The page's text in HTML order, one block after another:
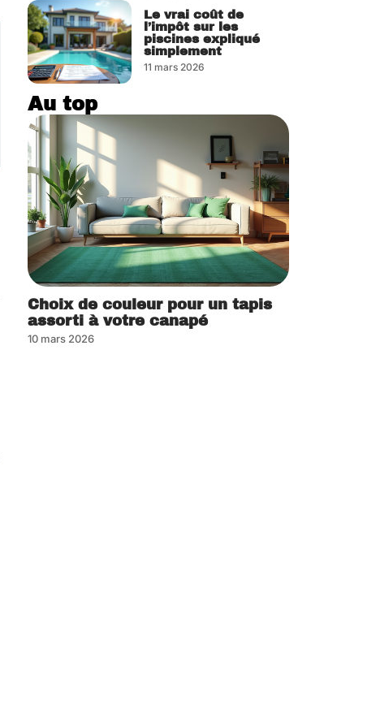
Le vrai coût de
l’impôt sur les
piscines expliqué
simplement
11 mars 2026
Au top
Choix de couleur pour un tapis
assorti à votre canapé
10 mars 2026